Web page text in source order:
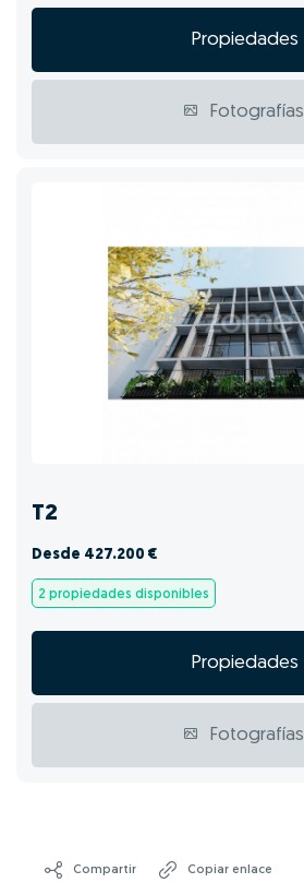
Propiedades
Fotografías
T2
Desde 427.200 €
2 propiedades disponibles
Propiedades
Fotografías
Compartir Copiar enlace